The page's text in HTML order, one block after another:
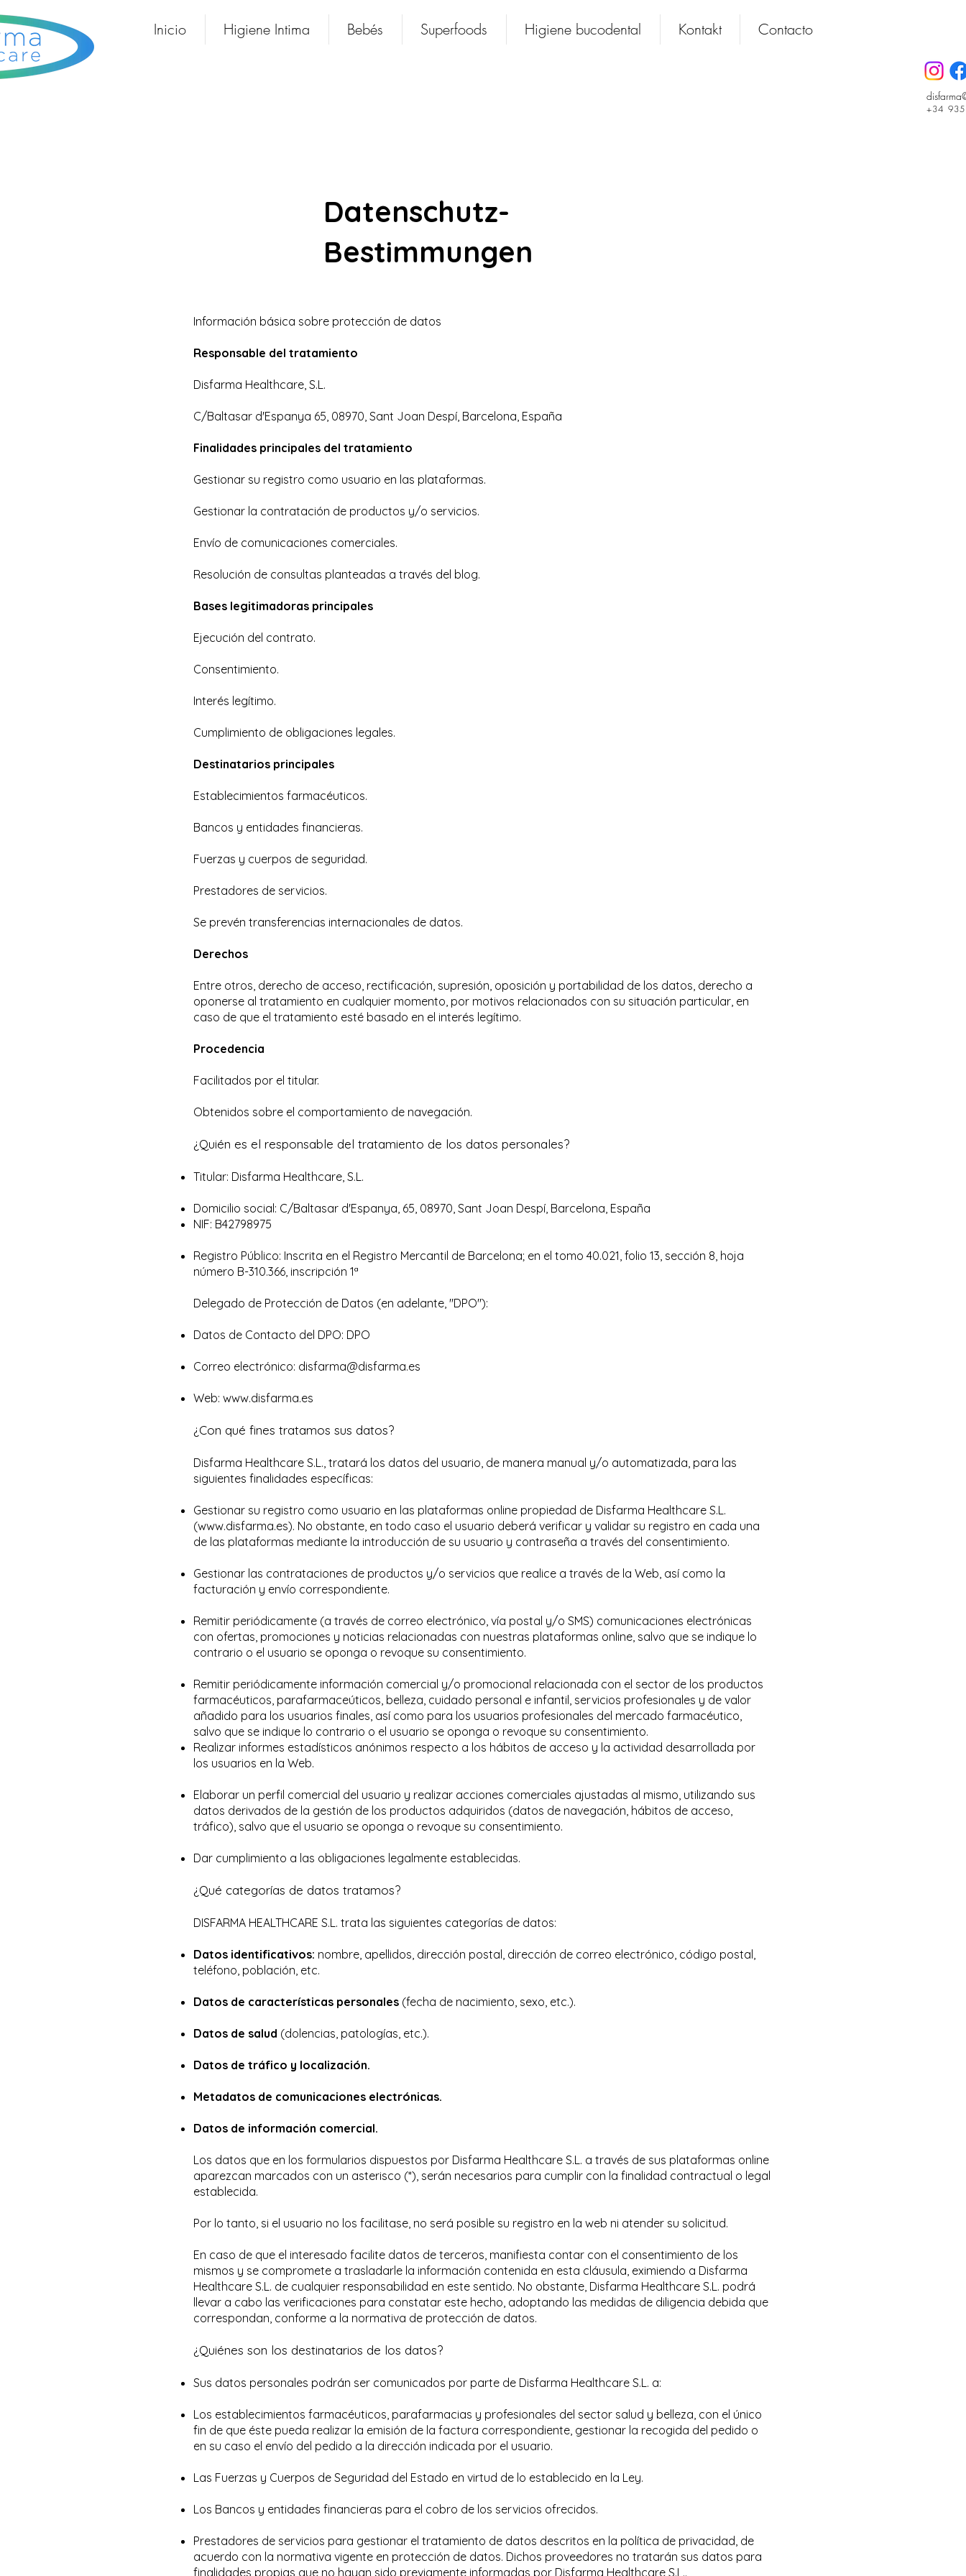
Inicio Higiene Intima Bebés Superfoods Higiene bucodental Kontakt Contacto
+34
Datenschutz-
Bestimmungen
Información básica sobre protección de datos
Responsable del tratamiento
Disfarma Healthcare, S.L.
C/Baltasar d'Espanya 65, 08970, Sant Joan Despí, Barcelona, España
Finalidades principales del tratamiento
Gestionar su registro como usuario en las plataformas.
Gestionar la contratación de productos y/o servicios.
Envío de comunicaciones comerciales.
Resolución de consultas planteadas a través del blog.
Bases legitimadoras principales
Ejecución del contrato.
Consentimiento.
Interés legítimo.
Cumplimiento de obligaciones legales.
Destinatarios principales
Establecimientos farmacéuticos.
Bancos y entidades financieras.
Fuerzas y cuerpos de seguridad.
Prestadores de servicios.
Se prevén transferencias internacionales de datos.
Derechos
Entre otros, derecho de acceso, rectificación, supresión, oposición y portabilidad de los datos, derecho a
oponerse al tratamiento en cualquier momento, por motivos relacionados con su situación particular, en
caso de que el tratamiento esté basado en el interés legítimo.
Procedencia
Facilitados por el titular.
Obtenidos sobre el comportamiento de navegación.
¿Quién es el responsable del tratamiento de los datos personales?
Titular: Disfarma Healthcare, S.L.
Domicilio social: C/Baltasar d'Espanya, 65, 08970, Sant Joan Despí, Barcelona, España
NIF: B42798975
Registro Público: Inscrita en el Registro Mercantil de Barcelona; en el tomo 40.021, folio 13, sección 8, hoja
número B-310.366, inscripción 1ª
Delegado de Protección de Datos (en adelante, "DPO"):
Datos de Contacto del DPO: DPO
Correo electrónico: disfarma@disfarma.es
Web: www.disfarma.es
¿Con qué fines tratamos sus datos?
Disfarma Healthcare S.L., tratará los datos del usuario, de manera manual y/o automatizada, para las
siguientes finalidades específicas:
Gestionar su registro como usuario en las plataformas online propiedad de Disfarma Healthcare S.L.
(www.disfarma.es). No obstante, en todo caso el usuario deberá verificar y validar su registro en cada una
de las plataformas mediante la introducción de su usuario y contraseña a través del consentimiento.
Gestionar las contrataciones de productos y/o servicios que realice a través de la Web, así como la
facturación y envío correspondiente.​
Remitir periódicamente (a través de correo electrónico, vía postal y/o SMS) comunicaciones electrónicas
con ofertas, promociones y noticias relacionadas con nuestras plataformas online, salvo que se indique lo
contrario o el usuario se oponga o revoque su consentimiento.
Remitir periódicamente información comercial y/o promocional relacionada con el sector de los productos
farmacéuticos, parafarmaceúticos, belleza, cuidado personal e infantil, servicios profesionales y de valor
añadido para los usuarios finales, así como para los usuarios profesionales del mercado farmacéutico,
salvo que se indique lo contrario o el usuario se oponga o revoque su consentimiento.
Realizar informes estadísticos anónimos respecto a los hábitos de acceso y la actividad desarrollada por
los usuarios en la Web.
Elaborar un perfil comercial del usuario y realizar acciones comerciales ajustadas al mismo, utilizando sus
datos derivados de la gestión de los productos adquiridos (datos de navegación, hábitos de acceso,
tráfico), salvo que el usuario se oponga o revoque su consentimiento.
Dar cumplimiento a las obligaciones legalmente establecidas.
¿Qué categorías de datos tratamos?
DISFARMA HEALTHCARE S.L. trata las siguientes categorías de datos:
Datos identificativos: nombre, apellidos, dirección postal, dirección de correo electrónico, código postal,
teléfono, población, etc.
Datos de características personales (fecha de nacimiento, sexo, etc.).
Datos de salud (dolencias, patologías, etc.).
Datos de tráfico y localización.
Metadatos de comunicaciones electrónicas.
Datos de información comercial.
Los datos que en los formularios dispuestos por Disfarma Healthcare S.L. a través de sus plataformas online
aparezcan marcados con un asterisco (*), serán necesarios para cumplir con la finalidad contractual o legal
establecida.
Por lo tanto, si el usuario no los facilitase, no será posible su registro en la web ni atender su solicitud.
En caso de que el interesado facilite datos de terceros, manifiesta contar con el consentimiento de los
mismos y se compromete a trasladarle la información contenida en esta cláusula, eximiendo a Disfarma
Healthcare S.L. de cualquier responsabilidad en este sentido. No obstante, Disfarma Healthcare S.L. podrá
llevar a cabo las verificaciones para constatar este hecho, adoptando las medidas de diligencia debida que
correspondan, conforme a la normativa de protección de datos.
¿Quiénes son los destinatarios de los datos?
Sus datos personales podrán ser comunicados por parte de Disfarma Healthcare S.L. a:
Los establecimientos farmacéuticos, parafarmacias y profesionales del sector salud y belleza, con el único
fin de que éste pueda realizar la emisión de la factura correspondiente, gestionar la recogida del pedido o
en su caso el envío del pedido a la dirección indicada por el usuario.
Las Fuerzas y Cuerpos de Seguridad del Estado en virtud de lo establecido en la Ley.
Los Bancos y entidades financieras para el cobro de los servicios ofrecidos.
Prestadores de servicios para gestionar el tratamiento de datos descritos en la política de privacidad, de
acuerdo con la normativa vigente en protección de datos. Dichos proveedores no tratarán sus datos para
finalidades propias que no hayan sido previamente informadas por Disfarma Healthcare S.L..